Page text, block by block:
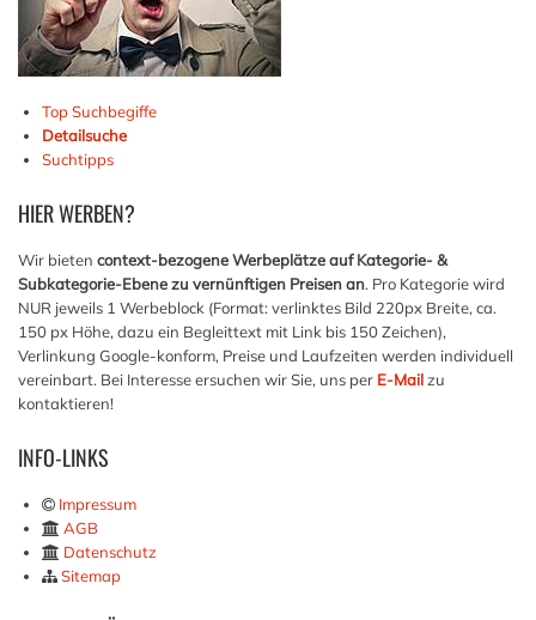
Top Suchbegiffe
Detailsuche
Suchtipps
HIERWERBEN?
Wir bieten context-bezogene Werbeplätze auf Kategorie- &
Subkategorie-Ebene zu vernünftigen Preisen an. Pro Kategorie wird
NUR jeweils 1 Werbeblock (Format: verlinktes Bild 220px Breite, ca.
150 px Höhe, dazu ein Begleittext mit Link bis 150 Zeichen),
Verlinkung Google-konform, Preise und Laufzeiten werden individuell
vereinbart. Bei Interesse ersuchen wir Sie, uns per E-Mailzu
kontaktieren!
INFO-LINKS
Impressum
AGB
Datenschutz
Sitemap